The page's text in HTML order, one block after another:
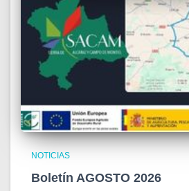
NOTICIAS
Boletín AGOSTO 2026